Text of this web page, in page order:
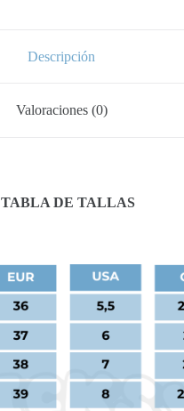
Descripción
Valoraciones (0)
TABLA DE TALLAS